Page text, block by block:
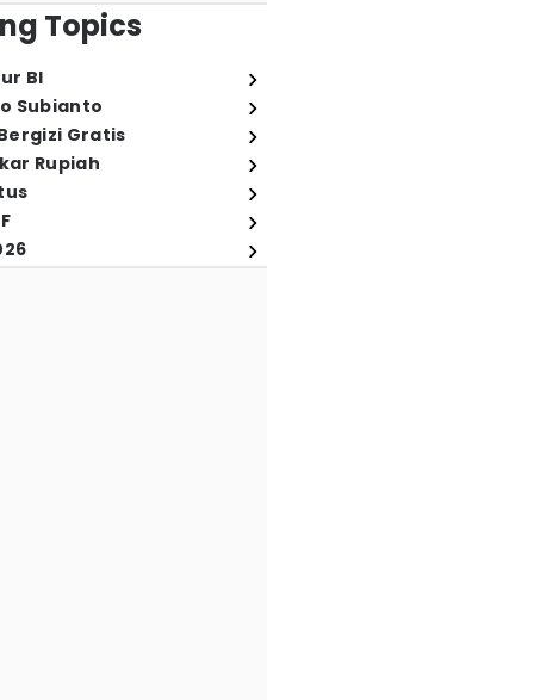
Topics
BI
Subianto
Gratis
Rupiah